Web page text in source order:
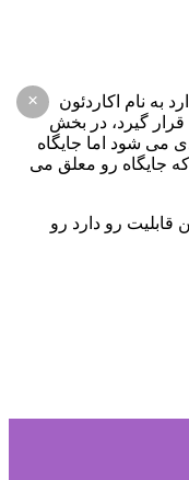
×
به نام اکاردئون
گیرد، در بخش
کنم عمودی می شود اما جایگاه
جایگاه رو معلق می
قابلیت رو دارد رو